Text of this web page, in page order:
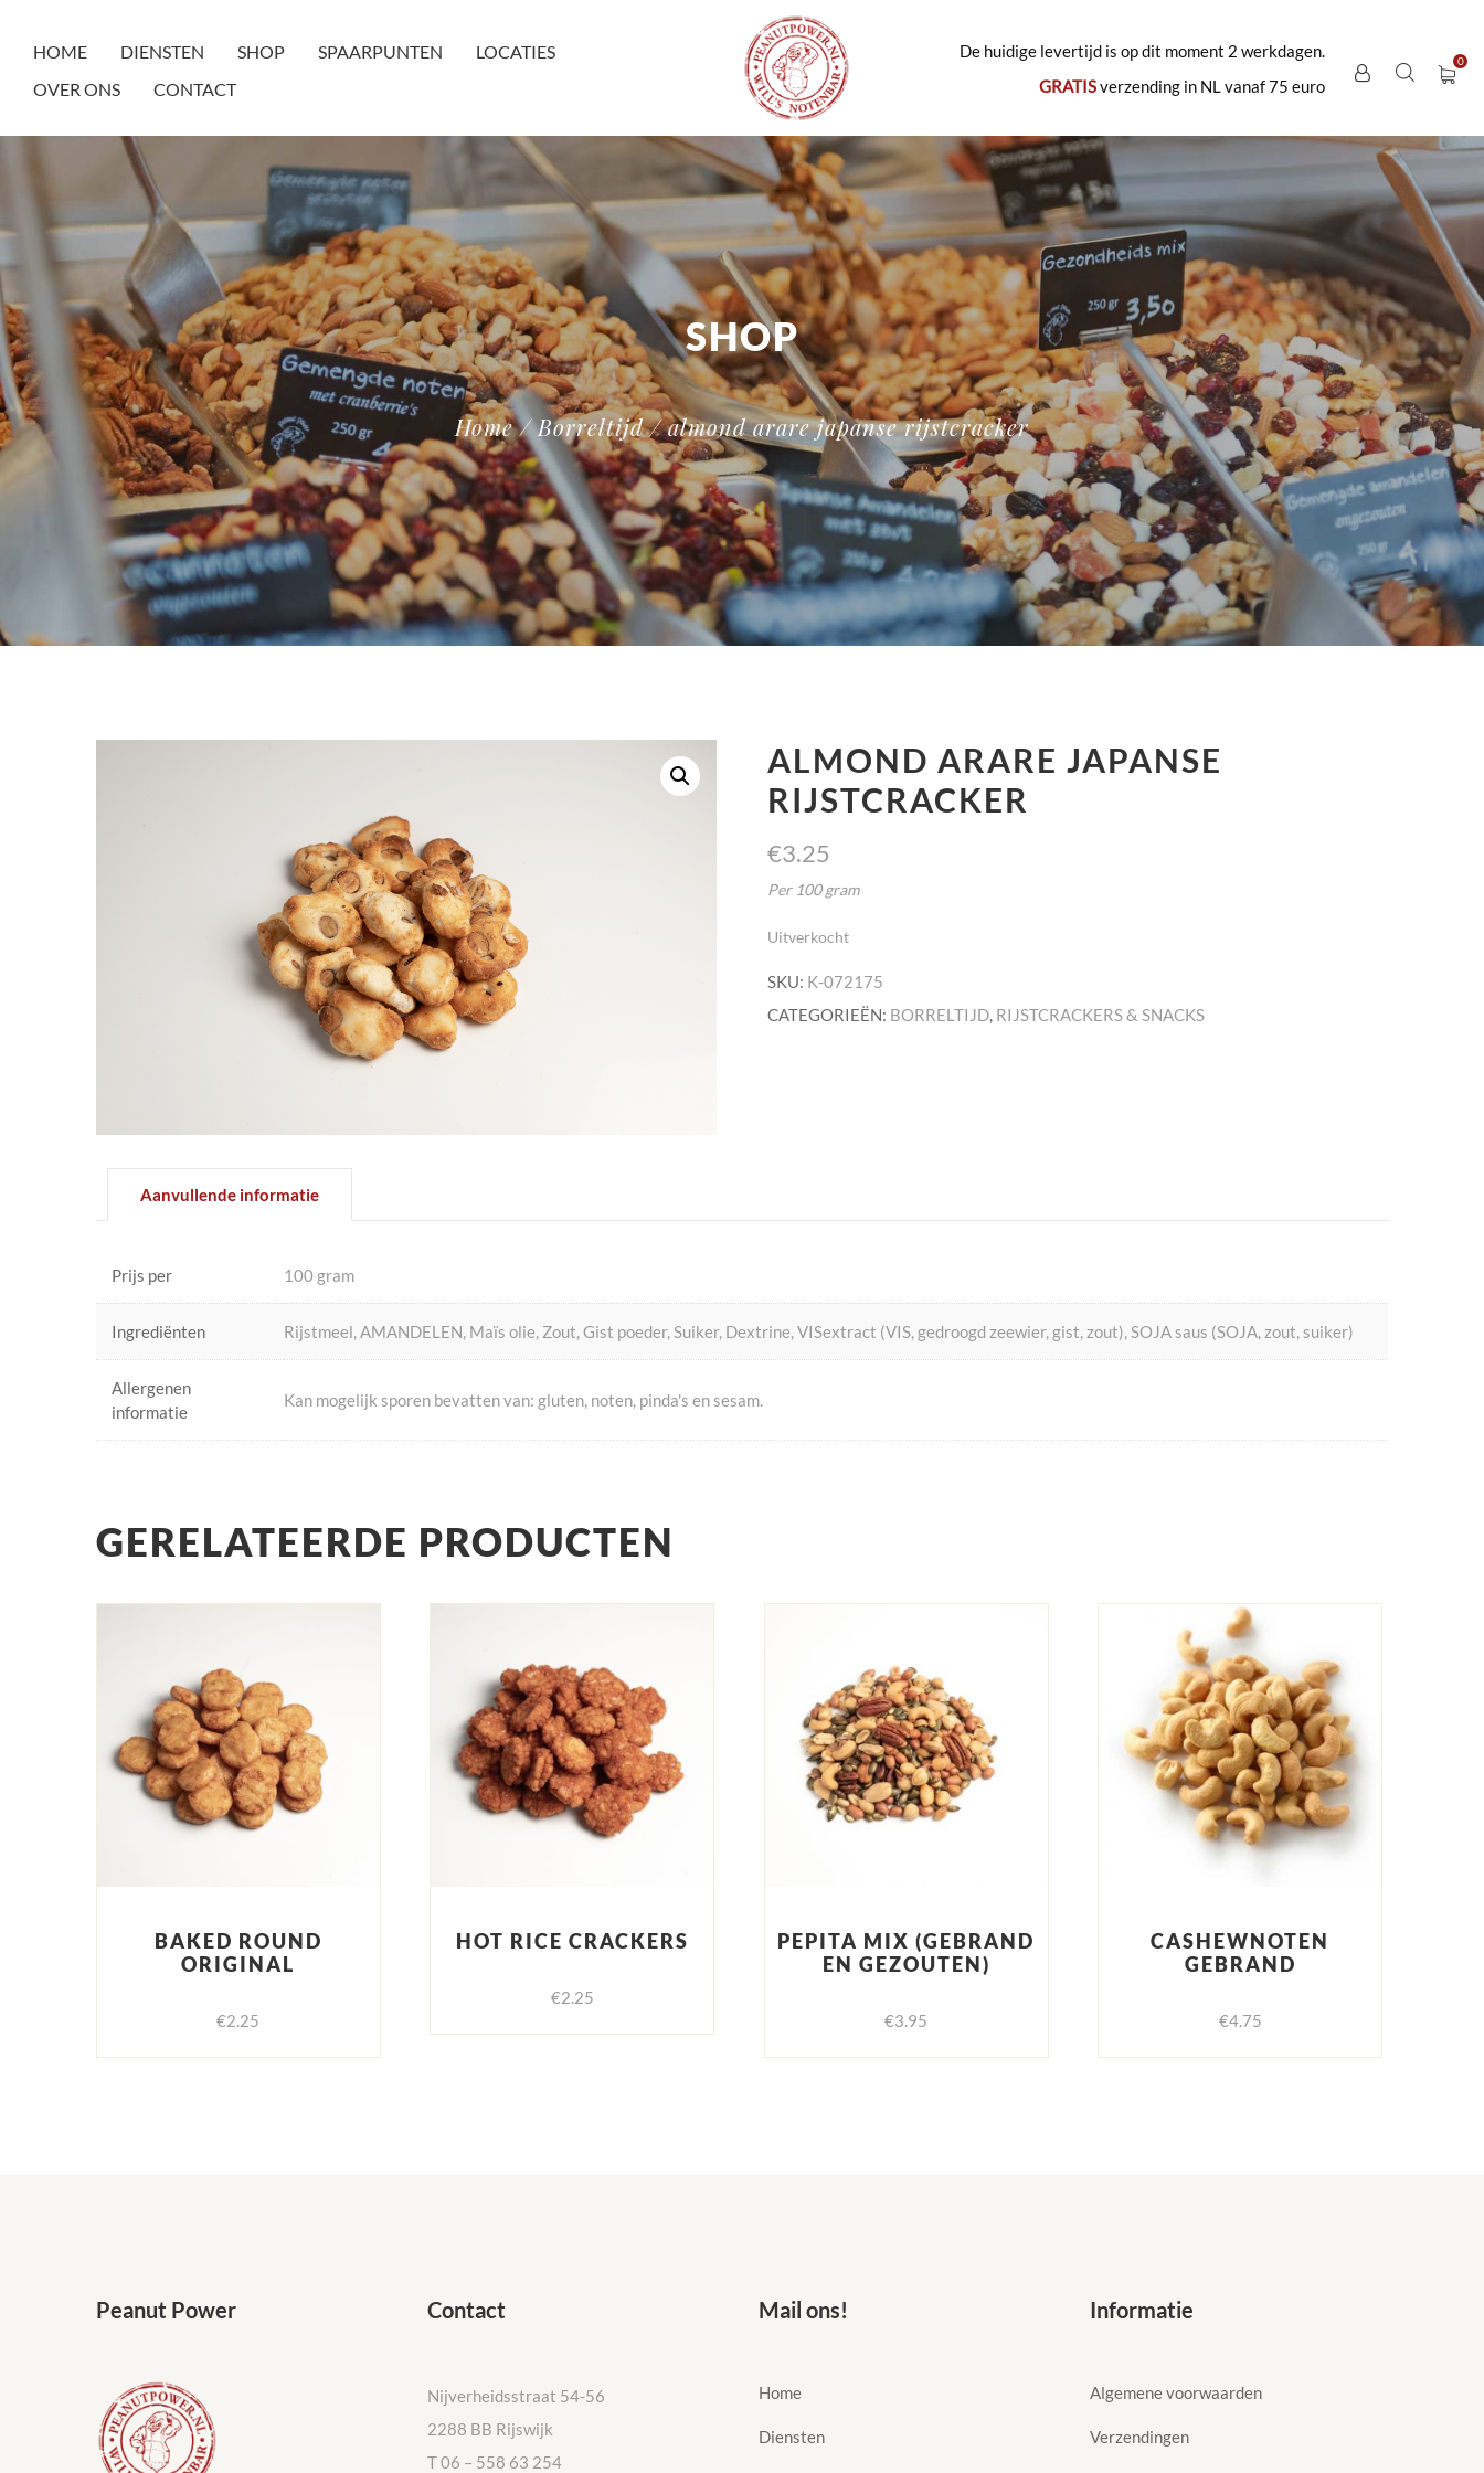
HOME DIENSTEN SHOP SPAARPUNTEN
LOCATIES
OVER ONS
CONTACT
De huidige levertijd is op dit moment 2 werkdagen.
GRATISverzending in NL vanaf 75 euro
SHOP
Home/Borreltijd/ almond arare japanse rijstcracker
ALMOND ARARE JAPANSE
RIJSTCRACKER
€3.25
Per 100 gram
Uitverkocht
SKU: K-072175
CATEGORIEËN: BORRELTIJD, RIJSTCRACKERS & SNACKS
Aanvullende informatie
Prijs per 100 gram
Ingrediënten Rijstmeel, AMANDELEN, Maïs olie, Zout, Gist poeder, Suiker, Dextrine, VISextract (VIS, gedroogd zeewier, gist, zout), SOJA saus (SOJA, zout, suiker)
Allergenen
informatie
Kan mogelijk sporen bevatten van: gluten, noten, pinda's en sesam.
GERELATEERDE PRODUCTEN
BAKED ROUND
ORIGINAL
€2.25
HOT RICE CRACKERS
€2.25
PEPITA MIX (GEBRAND
EN GEZOUTEN)
€3.95
CASHEWNOTEN
GEBRAND
€4.75
Peanut Power Contact
Nijverheidsstraat 54-56
2288 BB Rijswijk
T 06 – 558 63 254
Mail ons!
Home
Diensten
Informatie
Algemene voorwaarden
Verzendingen